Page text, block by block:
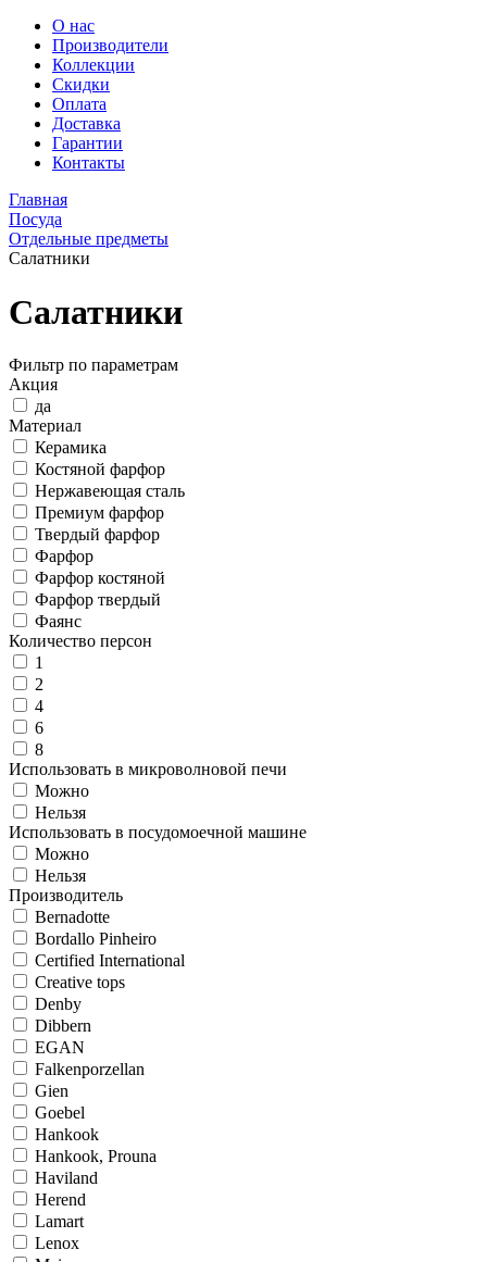
О нас
Производители
Коллекции
Скидки
Оплата
Доставка
Гарантии
Контакты
Главная
Посуда
Отдельные предметы
Салатники
Салатники
Фильтр по параметрам
Акция
да
Материал
Керамика
Костяной фарфор
Нержавеющая сталь
Премиум фарфор
Твердый фарфор
Фарфор
Фарфор костяной
Фарфор твердый
Фаянс
Количество персон
1
2
4
6
8
Использовать в микроволновой печи
Можно
Нельзя
Использовать в посудомоечной машине
Можно
Нельзя
Производитель
Bernadotte
Bordallo Pinheiro
Certified International
Creative tops
Denby
Dibbern
EGAN
Falkenporzellan
Gien
Goebel
Hankook
Hankook, Prouna
Haviland
Herend
Lamart
Lenox